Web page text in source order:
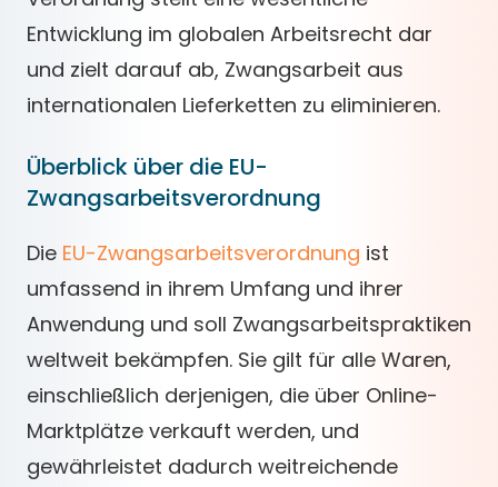
Entwicklung im globalen Arbeitsrecht dar
und zielt darauf ab, Zwangsarbeit aus
internationalen Lieferketten zu eliminieren.
Überblick über die EU-
Zwangsarbeitsverordnung
Die EU-Zwangsarbeitsverordnung ist
umfassend in ihrem Umfang und ihrer
Anwendung und soll Zwangsarbeitspraktiken
weltweit bekämpfen. Sie gilt für alle Waren,
einschließlich derjenigen, die über Online-
Marktplätze verkauft werden, und
gewährleistet dadurch weitreichende